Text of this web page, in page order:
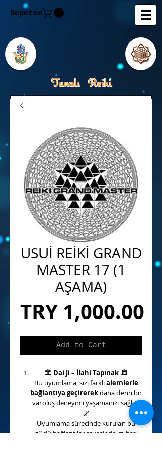
Sepetim
Tunalı Reiki
Kişisel Gelişimde Rehberiniz
Tanju M.Tunalı Özlem
Tunalı
USUİ REİKİ GRAND
MASTER 17 (1
AŞAMA)
TRY 1,000.00
Add to Cart
🏛️ Dai Ji – İlahi Tapınak 🏛️
Bu uyumlama, sizi farklıalemlerle
bağlantıya geçirerekdaha derin bir
varoluş deneyimi yaşamanızı sağlar.
🌌
Uyumlama sürecinde kurulan bu
güçlü bağlantılar sayesinde, ruhsal